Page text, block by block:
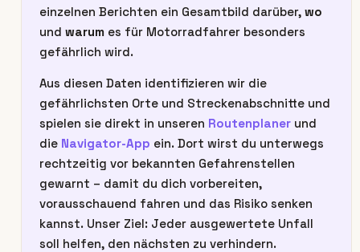
einzelnen Berichten ein Gesamtbild darüber, wo
und warum es für Motorradfahrer besonders
gefährlich wird.
Aus diesen Daten identifizieren wir die
gefährlichsten Orte und Streckenabschnitte und
spielen sie direkt in unseren Routenplaner und
die Navigator-App ein. Dort wirst du unterwegs
rechtzeitig vor bekannten Gefahrenstellen
gewarnt – damit du dich vorbereiten,
vorausschauend fahren und das Risiko senken
kannst. Unser Ziel: Jeder ausgewertete Unfall
soll helfen, den nächsten zu verhindern.